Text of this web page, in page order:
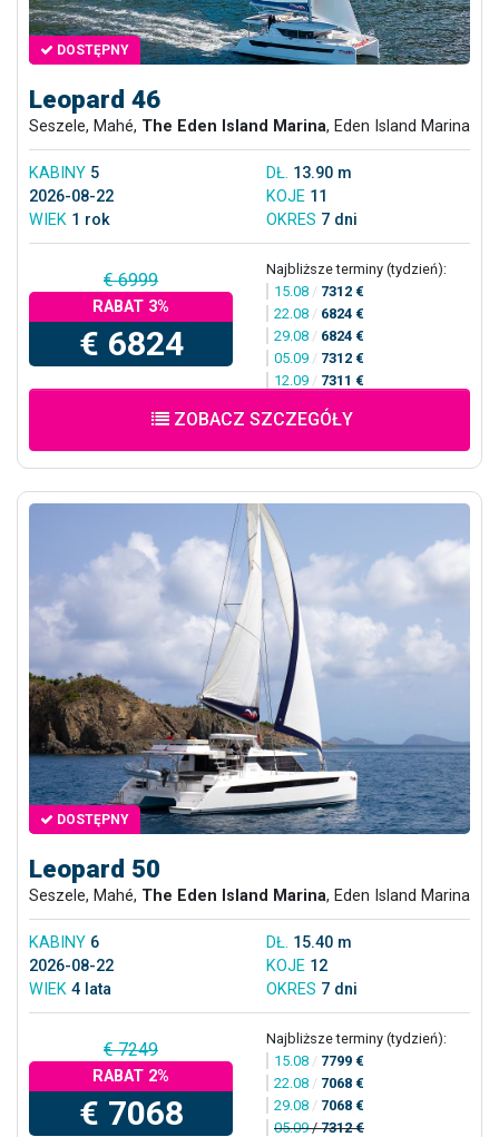
DOSTĘPNY
Leopard 46
Seszele, Mahé, The Eden Island Marina, Eden Island Marina
KABINY 5 DŁ. 13.90 m
2026-08-22
KOJE 11
WIEK 1 rok OKRES 7 dni
€ 6999
RABAT 3%
€ 6824
Najbliższe terminy (tydzień):
15.08 / 7312 €
22.08 / 6824 €
29.08 / 6824 €
05.09 / 7312 €
12.09 / 7311 €
ZOBACZ SZCZEGÓŁY
DOSTĘPNY
Leopard 50
Seszele, Mahé, The Eden Island Marina, Eden Island Marina
KABINY 6 DŁ. 15.40 m
2026-08-22
KOJE 12
WIEK 4 lata OKRES 7 dni
€ 7249
RABAT 2%
€ 7068
Najbliższe terminy (tydzień):
15.08 / 7799 €
22.08 / 7068 €
29.08 / 7068 €
05.09/7312 €